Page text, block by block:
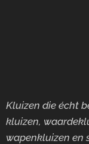
Kluizen die écht
kluizen,
wapenkluizen en